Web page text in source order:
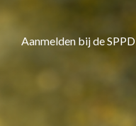
Aanmelden bij de SPPD